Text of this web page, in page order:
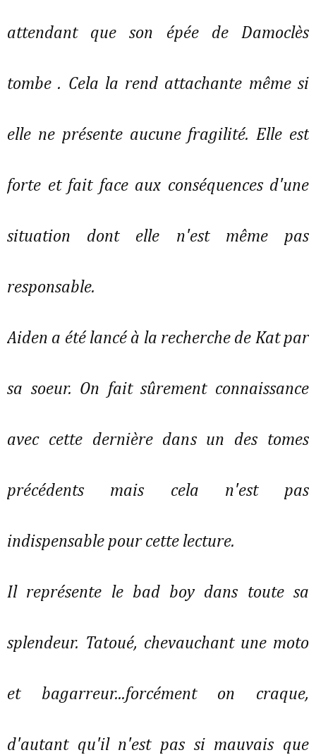
attendant que son épée de Damoclès
tombe . Cela la rend attachante même si
elle ne présente aucune fragilité. Elle est
forte et fait face aux conséquences d'une
situation dont elle n'est même pas
responsable.
Aiden a été lancé à la recherche de Kat par
sa soeur. On fait sûrement connaissance
avec cette dernière dans un des tomes
précédents mais cela n'est pas
indispensable pour cette lecture.
Il représente le bad boy dans toute sa
splendeur. Tatoué, chevauchant une moto
et bagarreur...forcément on craque,
d'autant qu'il n'est pas si mauvais que